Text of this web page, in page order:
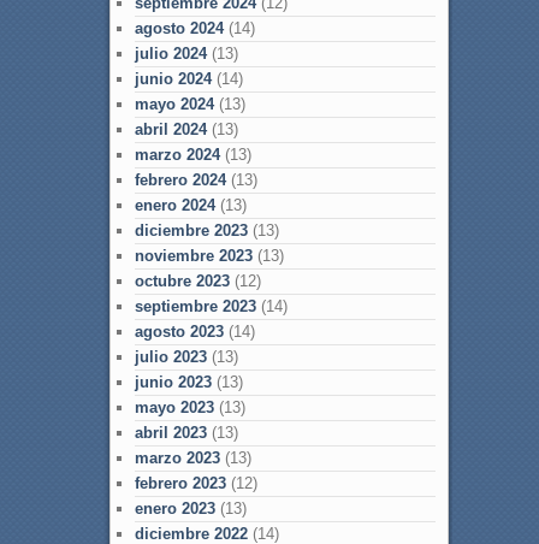
agosto 2024(14)
julio 2024(13)
junio 2024(14)
mayo 2024(13)
abril 2024(13)
marzo 2024(13)
febrero 2024(13)
enero 2024(13)
diciembre 2023(13)
noviembre 2023(13)
octubre 2023(12)
septiembre 2023(14)
agosto 2023(14)
julio 2023(13)
junio 2023(13)
mayo 2023(13)
abril 2023(13)
marzo 2023(13)
febrero 2023(12)
enero 2023(13)
diciembre 2022(14)